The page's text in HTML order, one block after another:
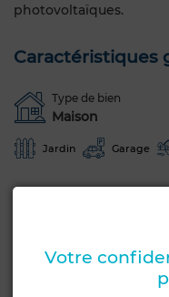
photovoltaïques.
Caractéristiques
Type de bien
Maison
Jardin Garage
Voir plus de
Votre